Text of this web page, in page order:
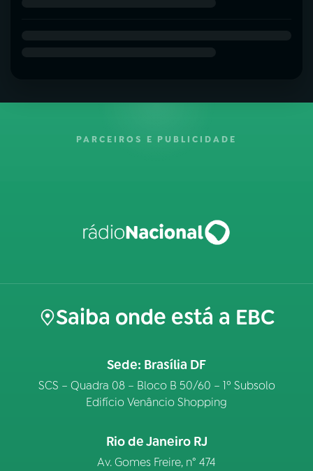
PARCEIROS E PUBLICIDADE
Saiba onde está a EBC
Sede: Brasília DF
SCS – Quadra 08 – Bloco B 50/60 – 1º Subsolo
Edifício Venâncio Shopping
Rio de Janeiro RJ
Av. Gomes Freire, n° 474